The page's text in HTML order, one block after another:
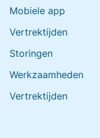
Mobiele app
Vertrektijden
Storingen
Werkzaamheden
Vertrektijden